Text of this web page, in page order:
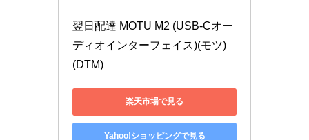
翌日配達 MOTU M2 (USB-Cオー
ディオインターフェイス)(モツ)
(DTM)
楽天市場で見る
Yahoo!ショッピングで見る